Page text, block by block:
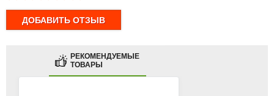
РЕКОМЕНДУЕМЫЕ
ТОВАРЫ